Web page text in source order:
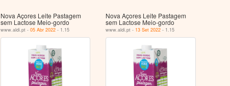
Nova Açores Leite Pastagem
sem Lactose Meio-gordo
www.aldi.pt - 05 Abr 2022- 1.15
Nova Açores Leite Pastagem
sem Lactose Meio-gordo
www.aldi.pt - 13 Set 2022 - 1.15